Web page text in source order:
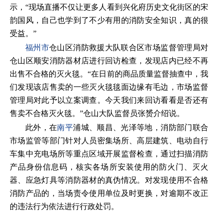
示，“现场直播不仅让更多人看到兴化府历史文化街区的宋
韵国风，自己也学到了不少有用的消防安全知识，真的很
受益。”
福州市仓山区消防救援大队联合区市场监督管理局对
仓山区顺安消防器材店进行回访检查，发现店内已经不再
出售不合格的灭火毯。“在日前的商品质量监督抽查中，我
们发现该店售卖的一些灭火毯毯面边缘有毛边，市场监督
管理局对此予以立案调查。今天我们来回访看看是否还有
售卖不合格灭火毯。”仓山大队监督员张赟介绍说。
此外，在南平浦城、顺昌、光泽等地，消防部门联合
市场监管等部门针对人员密集场所、高层建筑、电动自行
车集中充电场所等重点区域开展监督检查，通过扫描消防
产品身份信息码，核实各场所安装使用的防火门、灭火
器、应急灯具等消防器材的真伪情况。对发现使用不合格
消防产品的，当场责令使用单位及时更换，对逾期不改正
的违法行为依法进行行政处罚。